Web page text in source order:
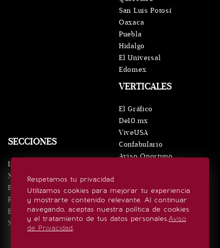
Respetamos tu privacidad
Utilizamos cookies para mejorar tu experiencia
y mostrarte contenido relevante. Al continuar
navegando, aceptas nuestra política de cookies
y el tratamiento de tus datos personales.Aviso
de Privacidad.
SECCIONES
Inicio
Noticias
Eventos
Realeza
Estilo de vida
Minuto x Minuto
VERTICALES
El Gráfico
De10.mx
ViveUSA
Confabulario
Aviso Oportuno
San Luis Potosí
Oaxaca
Puebla
Hidalgo
El Universal
Edomex
SÍGUENOS